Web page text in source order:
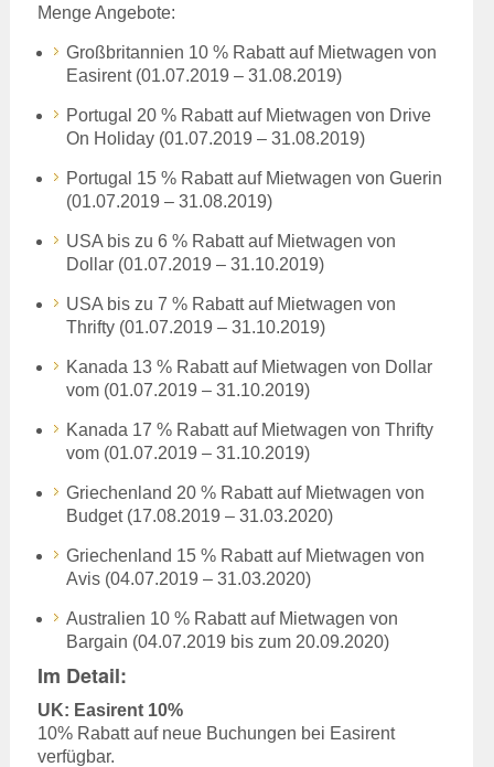
Menge Angebote:
Großbritannien 10 % Rabatt auf Mietwagen von
Easirent (01.07.2019 – 31.08.2019)
Portugal 20 % Rabatt auf Mietwagen von Drive
On Holiday (01.07.2019 – 31.08.2019)
Portugal 15 % Rabatt auf Mietwagen von Guerin
(01.07.2019 – 31.08.2019)
USA bis zu 6 % Rabatt auf Mietwagen von
Dollar (01.07.2019 – 31.10.2019)
USA bis zu 7 % Rabatt auf Mietwagen von
Thrifty (01.07.2019 – 31.10.2019)
Kanada 13 % Rabatt auf Mietwagen von Dollar
vom (01.07.2019 – 31.10.2019)
Kanada 17 % Rabatt auf Mietwagen von Thrifty
vom (01.07.2019 – 31.10.2019)
Griechenland 20 % Rabatt auf Mietwagen von
Budget (17.08.2019 – 31.03.2020)
Griechenland 15 % Rabatt auf Mietwagen von
Avis (04.07.2019 – 31.03.2020)
Australien 10 % Rabatt auf Mietwagen von
Bargain (04.07.2019 bis zum 20.09.2020)
Im Detail:
UK: Easirent 10%
10% Rabatt auf neue Buchungen bei Easirent
verfügbar.